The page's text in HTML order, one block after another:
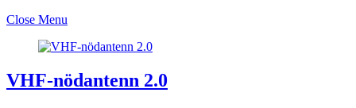
Close Menu
VHF-nödantenn 2.0